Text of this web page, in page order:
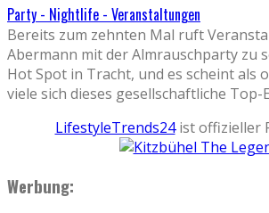
Party - Nightlife - Veranstaltungen
Bereits zum zehnten Mal ruft
Abermann mit der Almrauschparty zu
Hot Spot in Tracht, und es scheint als
viele sich dieses gesellschaftliche Top-
LifestyleTrends24ist offizieller
Werbung: